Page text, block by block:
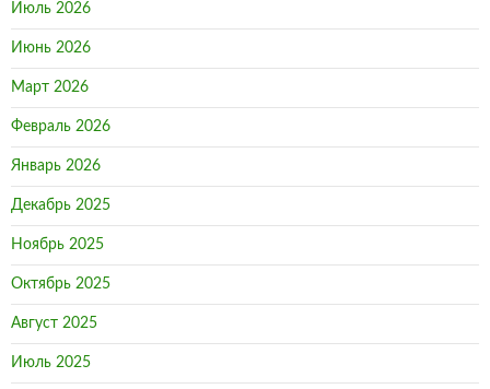
Июль 2026
Июнь 2026
Март 2026
Февраль 2026
Январь 2026
Декабрь 2025
Ноябрь 2025
Октябрь 2025
Август 2025
Июль 2025